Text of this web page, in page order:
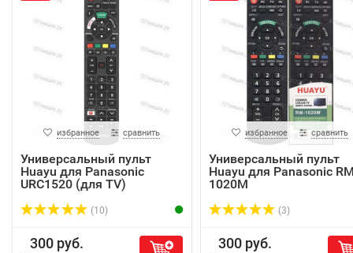
избранное сравнить
Универсальный пульт
Huayu для Panasonic
URC1520 (для TV)
(10)
300 руб.
избранное сравнить
Универсальный пульт
Huayu для Panasonic
1020M
(3)
300 руб.